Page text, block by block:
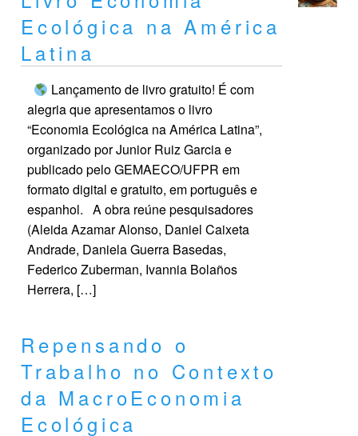
Ecológica na América
Latina
Lançamento de livro gratuito! É com
alegria que apresentamos o livro
“Economia Ecológica na América Latina”,
organizado por Junior Ruiz Garcia e
publicado pelo GEMAECO/UFPR em
formato digital e gratuito, em português e
espanhol. A obra reúne pesquisadores
(Aleida Azamar Alonso, Daniel Caixeta
Andrade, Daniela Guerra Basedas,
Federico Zuberman, Ivannia Bolaños
Herrera, […]
Repensando o
Trabalho no Contexto
da MacroEconomia
Ecológica